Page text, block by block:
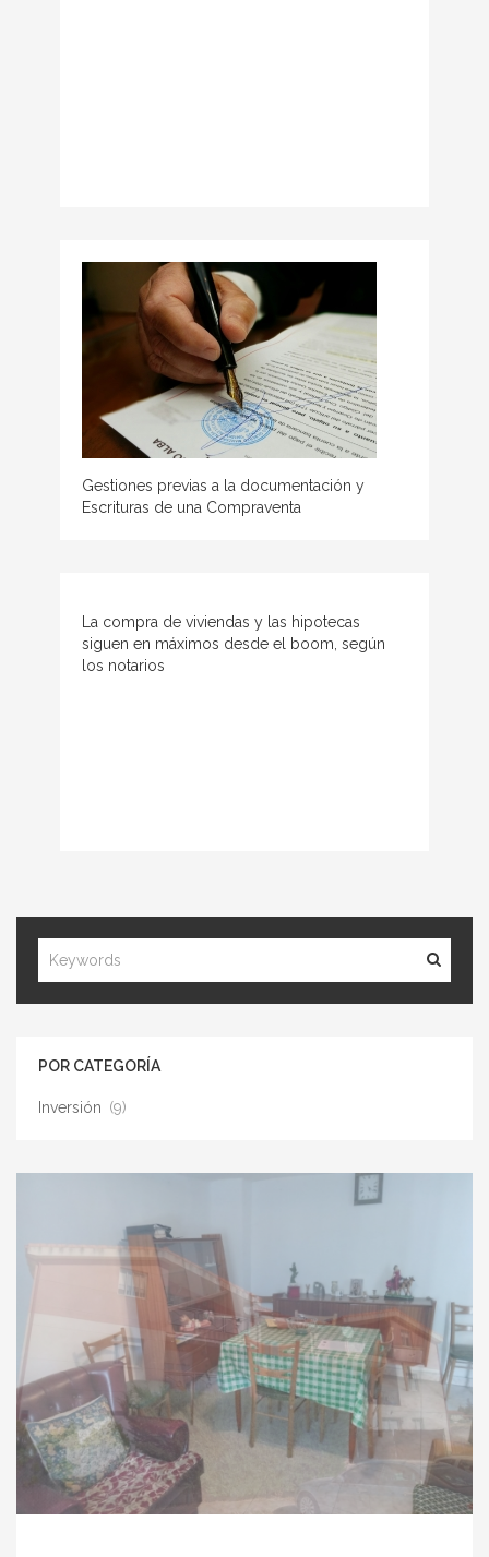
Gestiones previas a la documentación y
Escrituras de una Compraventa
La compra de viviendas y las hipotecas
siguen en máximos desde el boom, según
los notarios
POR CATEGORÍA
Inversión (9)